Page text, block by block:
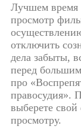
Лучшем время
просмотр
отключить
дела забыты,
перед
про
правосудия».
выберете
просмотру.